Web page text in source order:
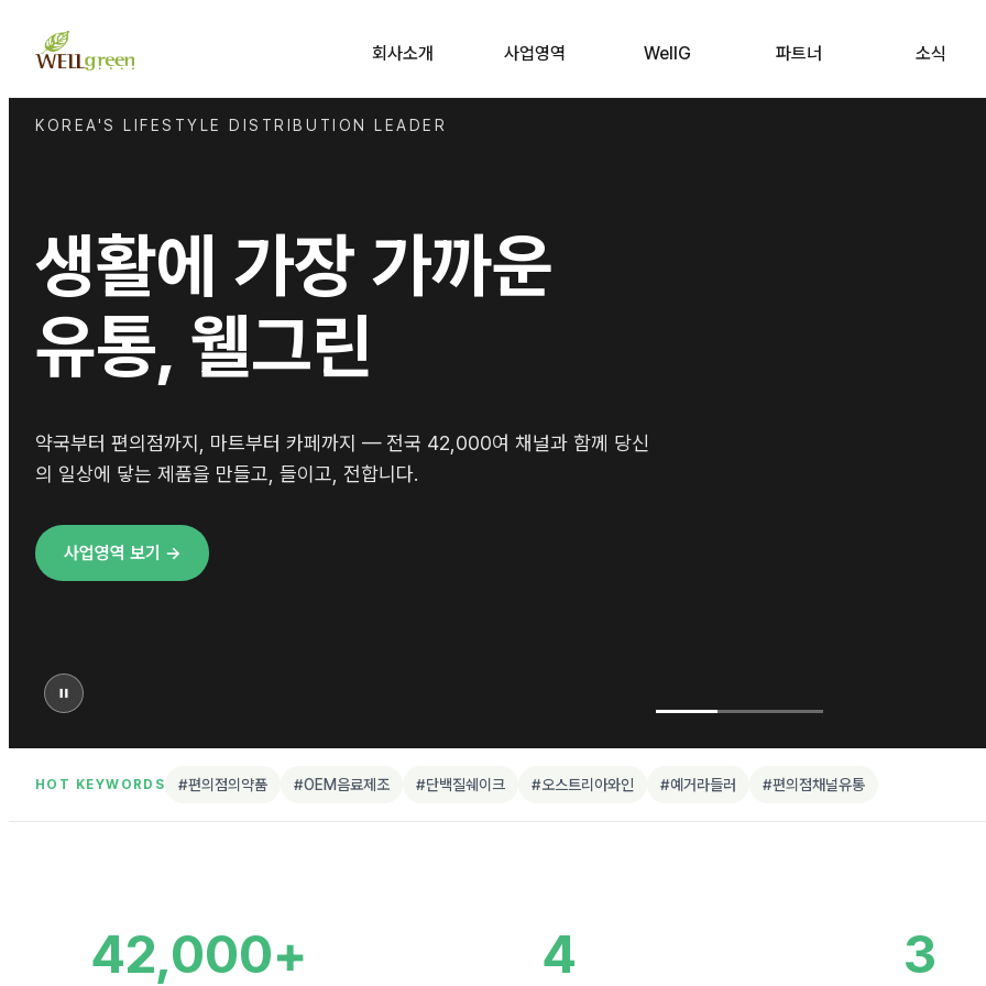
회사소개 사업영역 WellG 파트너 소식
KOREA'S LIFESTYLE DISTRIBUTION LEADER
생활에 가장 가까운
유통, 웰그린
약국부터 편의점까지, 마트부터 카페까지 — 전국 42,000여 채널과 함께 당신
의 일상에 닿는 제품을 만들고, 들이고, 전합니다.
사업영역 보기 →
HOT KEYWORDS #편의점의약품 #OEM음료제조 #단백질쉐이크 #오스트리아와인 #예거라들러 #편의점채널유통
42,000+ 4 3